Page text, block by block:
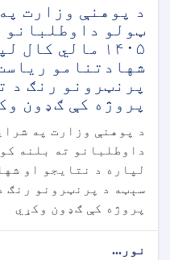
د پوهنې وزارت
ټولو داوطلبانو
۱۴۰۵ مالي
پرنټرونو رنګ د
پروژه کې ګډون
د پوهنې وزارت په
سېټه د پرنټرونو رنګ
پروژه کې ګډون وکړي
نور...